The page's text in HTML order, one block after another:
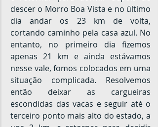
descer o Morro Boa Vista e no último
dia andar os 23 km de volta,
cortando caminho pela casa azul. No
entanto, no primeiro dia fizemos
apenas 21 km e ainda estávamos
nesse vale, fomos colocados em uma
situação complicada. Resolvemos
então deixar as cargueiras
escondidas das vacas e seguir até o
terceiro ponto mais alto do estado, a